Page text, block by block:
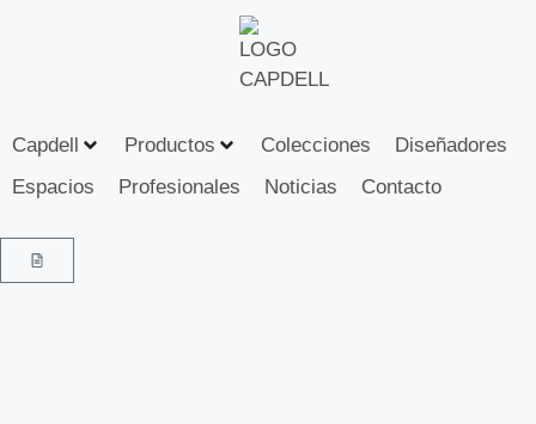
Capdell Productos Colecciones
Diseñadores
Espacios
Profesionales Noticias Contacto